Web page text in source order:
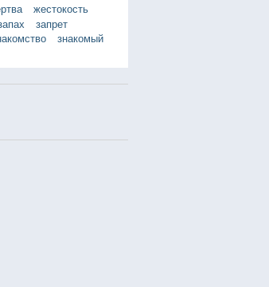
жестокость
запрет
знакомый